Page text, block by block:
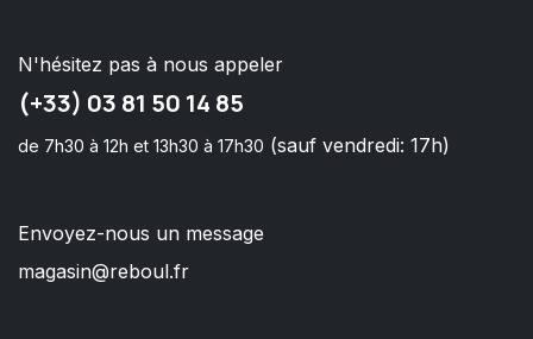
N'hésitez pas à nous appeler
(+33) 03 81 50 14 85
de 7h30 à 12h et 13h30 à 17h30 (sauf vendredi: 17h)
Envoyez-nous un message
magasin@reboul.fr